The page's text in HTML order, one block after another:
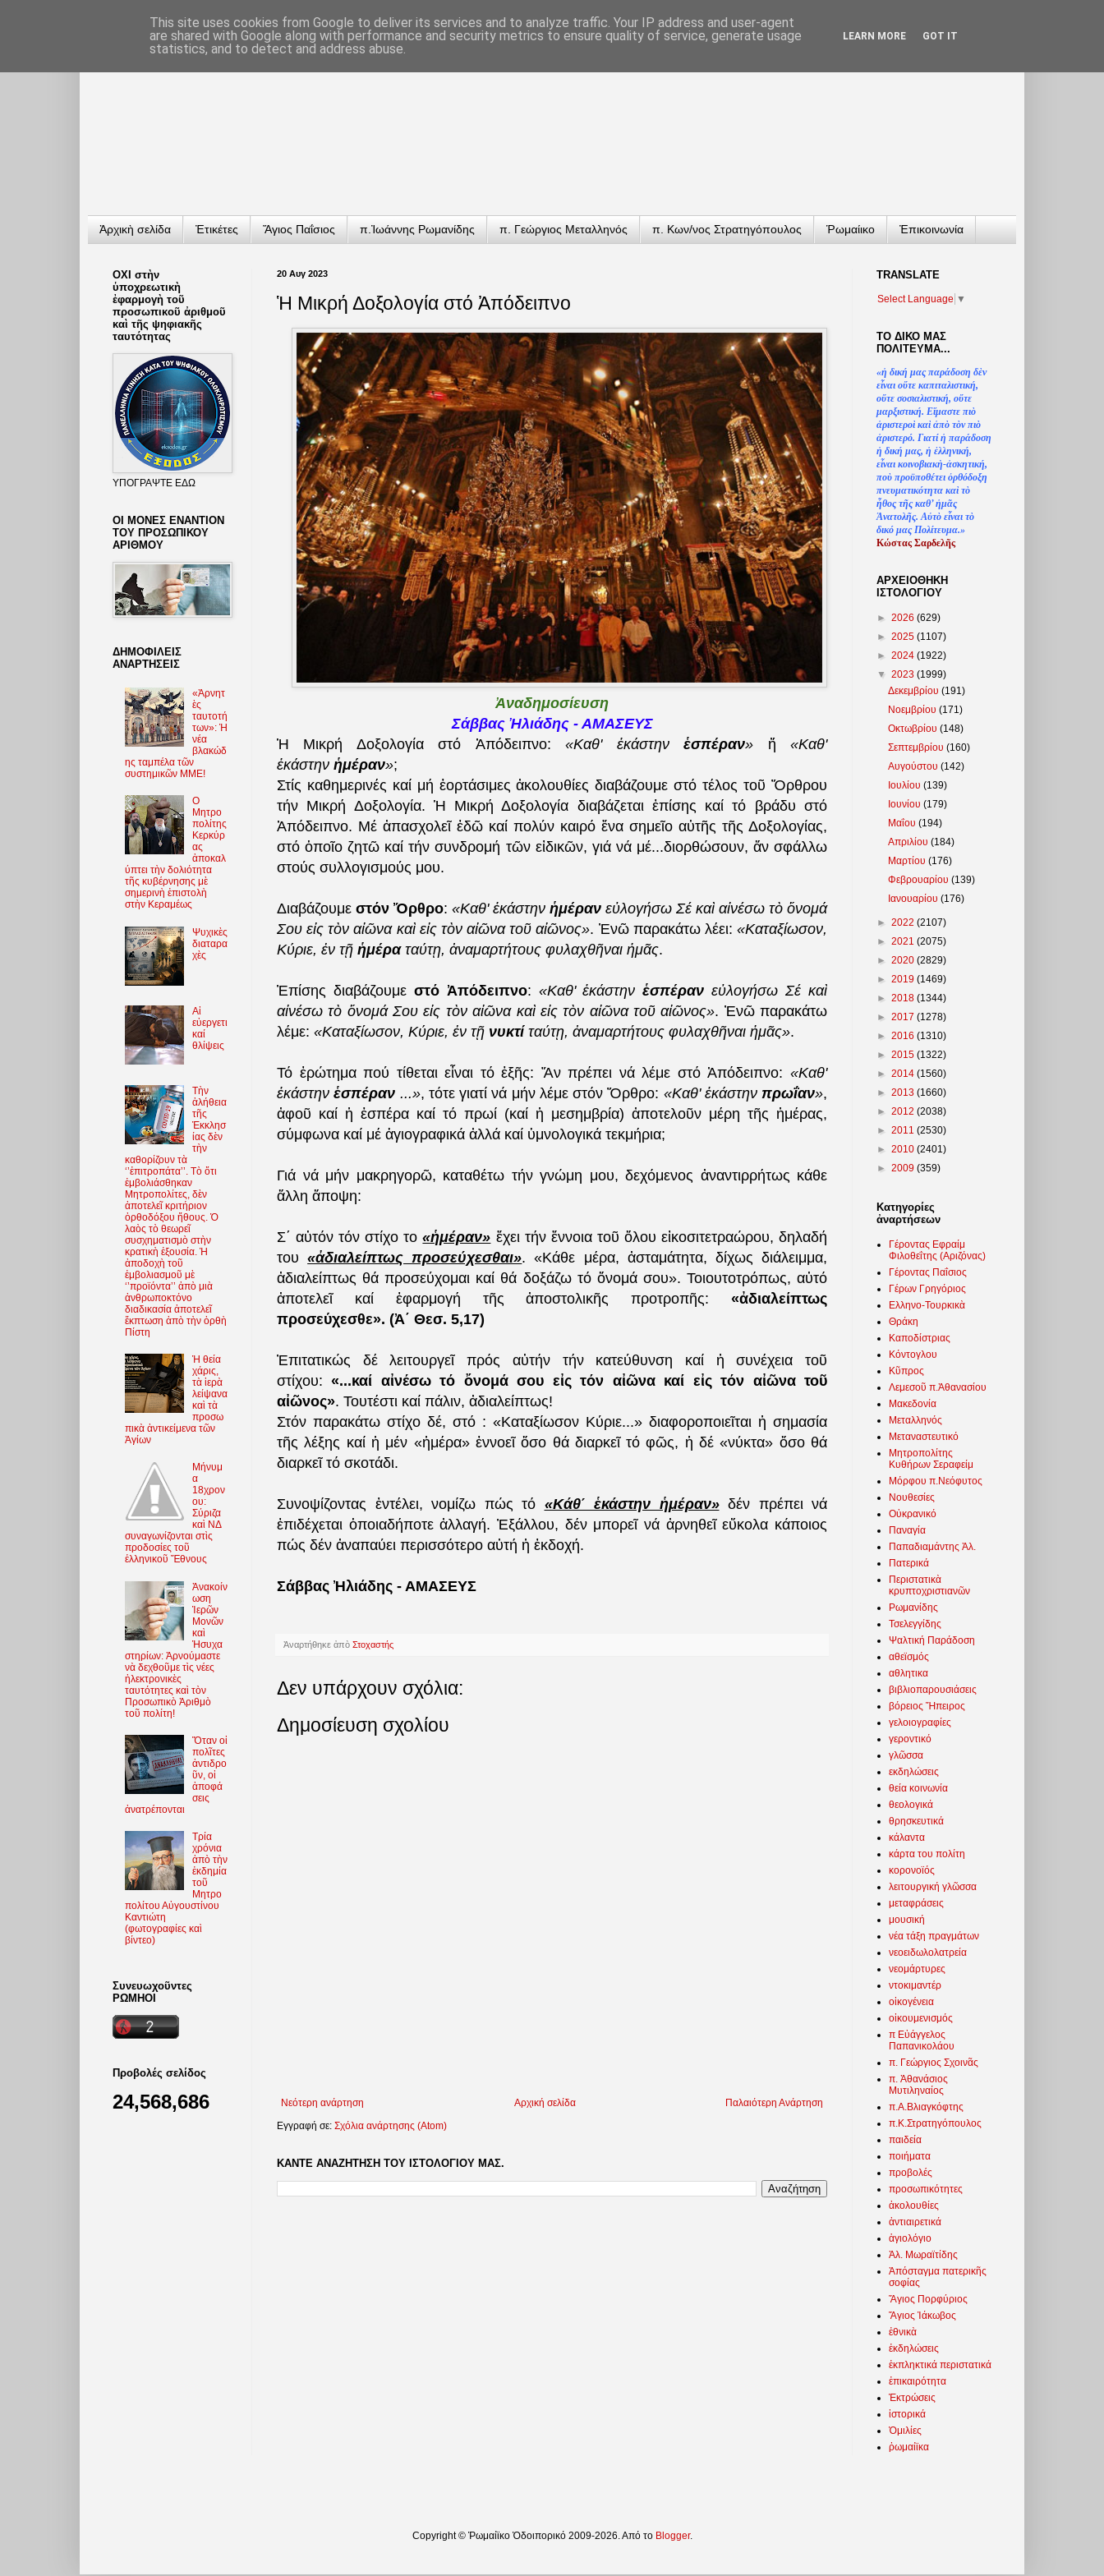
Ἀρχικὴ σελίδα Ἐτικέτες Ἅγιος Παΐσιος π.Ἰωάννης Ρωμανίδης π. Γεώργιος Μεταλληνός π. Κων/νος Στρατηγόπουλος Ῥωμαίικο Ἐπικοινωνία
20 Αυγ 2023
Ἡ Μικρή Δοξολογία στό Ἀπόδειπνο
Ἀναδημοσίευση
Σάββας Ἠλιάδης - ΑΜΑΣΕΥΣ
Ἡ Μικρή Δοξολογία στό Ἀπόδειπνο:«Καθ' ἑκάστηνἑσπέραν» ἤ«Καθ'
ἑκάστην ἡμέραν»;
Στίς καθημερινές καί μή ἑορτάσιμες ἀκολουθίες διαβάζουμε στό τέλος τοῦ Ὄρθρου
τήν Μικρή Δοξολογία. Ἡ Μικρή Δοξολογία διαβάζεται ἐπίσης καί τό βράδυ στό
Ἀπόδειπνο. Μέ ἀπασχολεῖ ἐδῶ καί πολύν καιρό ἕνα σημεῖο αὐτῆς τῆς Δοξολογίας,
στό ὁποῖο ζητῶ καί τήν συνδρομή τῶν εἰδικῶν, γιά νά μέ...διορθώσουν, ἄν σφάλλω
στούς συλλογισμούς μου.
Διαβάζουμε στόν Ὄρθρο: «Καθ' ἑκάστην ἡμέραν εὐλογήσω Σέ καὶ αἰνέσω τὸ ὄνομά
Σου εἰς τὸν αἰῶνα καὶ εἰς τὸν αἰῶνα τοῦ αἰῶνος». Ἐνῶ παρακάτω λέει:«Καταξίωσον,
Κύριε, ἐν τῇ ἡμέραταύτῃ, ἀναμαρτήτους φυλαχθῆναι ἡμᾶς.
Ἐπίσης διαβάζουμε στό Ἀπόδειπνο: «Καθ' ἑκάστηνἑσπέραν εὐλογήσω Σέ καὶ
αἰνέσω τὸ ὄνομά Σου εἰς τὸν αἰῶνα καὶ εἰς τὸν αἰῶνα τοῦ αἰῶνος». Ἐνῶ παρακάτω
λέμε: «Καταξίωσον, Κύριε, ἐν τῇ νυκτί ταύτῃ, ἀναμαρτήτους φυλαχθῆναι ἡμᾶς».
Τό ἐρώτημα πού τίθεται εἶναι τό ἑξῆς: Ἄν πρέπει νά λέμε στό Ἀπόδειπνο: «Καθ'
ἑκάστηνἑσπέραν ...», τότε γιατί νά μήν λέμε στόν Ὄρθρο: «Καθ' ἑκάστην πρωΐαν»,
ἀφοῦ καί ἡ ἑσπέρα καί τό πρωί (καί ἡ μεσημβρία) ἀποτελοῦν μέρη τῆς ἡμέρας,
σύμφωνα καί μέ ἁγιογραφικά ἀλλά καί ὑμνολογικά τεκμήρια;
Γιά νά μήν μακρηγορῶ, καταθέτω τήν γνώμη μου, δεχόμενος ἀναντιρρήτως κάθε
ἄλλη ἄποψη:
Σ΄ αὐτόν τόν στίχο το«ἡμέραν» ἔχει τήν ἔννοια τοῦ ὅλου εἰκοσιτετραώρου, δηλαδή
του«ἀδιαλείπτως προσεύχεσθαι». «Κάθε μέρα, ἀσταμάτητα, δίχως διάλειμμα,
ἀδιαλείπτως θά προσεύχομαι καί θά δοξάζω τό ὄνομά σου». Τοιουτοτρόπως, αὐτό
ἀποτελεῖ καί ἐφαρμογή τῆς ἀποστολικῆς προτροπῆς: «ἀδιαλείπτως
προσεύχεσθε». (Ἀ΄ Θεσ. 5,17)
Ἐπιτατικώς δέ λειτουργεῖ πρός αὐτήν τήν κατεύθυνση καί ἡ συνέχεια τοῦ
στίχου:«...καί αἰνέσω τό ὄνομά σου εἰς τόν αἰῶνα καί εἰς τόν αἰῶνα τοῦ
αἰῶνος». Τουτέστι καί πάλιν, ἀδιαλείπτως!
Στόν παρακάτω στίχο δέ, στό : «Καταξίωσον Κύριε...» διαφοροποιεῖται ἡ σημασία
τῆς λέξης καί ἡ μέν «ἡμέρα» ἐννοεῖ ὅσο θά διαρκεῖ τό φῶς, ἡ δέ «νύκτα» ὅσο θά
διαρκεῖ τό σκοτάδι.
Συνοψίζοντας ἐντέλει, νομίζω πώς τό «Κάθ΄ ἑκάστην ἡμέραν»δέν πρέπει νά
ἐπιδέχεται ὁποιαδήποτε ἀλλαγή. Ἐξάλλου, δέν μπορεῖ νά ἀρνηθεῖ εὔκολα κάποιος
πώς δέν ἀναπαύει περισσότερο αὐτή ἡ ἐκδοχή.
Σάββας Ἠλιάδης - ΑΜΑΣΕΥΣ
Ἀναρτήθηκε ἀπὸ Στοχαστής
Δεν υπάρχουν σχόλια:
Δημοσίευση σχολίου
Νεότερη ανάρτηση Παλαιότερη Ανάρτηση
Αρχική σελίδα
Εγγραφή σε: Σχόλια ανάρτησης (Atom)
ΚΑΝΤΕ ΑΝΑΖΗΤΗΣΗ ΤΟΥ ΙΣΤΟΛΟΓΙΟΥ ΜΑΣ.
ΟΧΙ στὴν
ὑποχρεωτικὴ
ἐφαρμογὴ τοῦ
προσωπικοῦ ἀριθμοῦ
καὶ τῆς ψηφιακῆς
ταυτότητας
ΥΠΟΓΡΑΨΤΕ ΕΔΩ
ΟΙ ΜΟΝΕΣ ΕΝΑΝΤΙΟΝ
ΤΟΥ ΠΡΟΣΩΠΙΚΟΥ
ΑΡΙΘΜΟΥ
ΔΗΜΟΦΙΛΕΙΣ
ΑΝΑΡΤΗΣΕΙΣ
«Ἀρνητ
ὲς
ταυτοτή
των»: Ἡ
νέα
βλακώδ
ης ταμπέλα τῶν
συστημικῶν ΜΜΕ!
O
Μητρο
πολίτης
Κερκύρ
ας
ἀποκαλ
ύπτει τὴν δολιότητα
τῆς κυβέρνησης μὲ
σημερινὴ ἐπιστολὴ
στὴν Κεραμέως
Ψυχικὲς
διαταρα
χὲς
Αἱ
εὐεργετι
καί
θλίψεις
Τὴν
ἀλήθεια
τῆς
Ἐκκλησ
ίας δὲν
τὴν
καθορίζουν τὰ
‘’ἐπιτροπάτα’’. Τὸ ὅτι
ἐμβολιάσθηκαν
Μητροπολίτες, δὲν
ἀποτελεῖ κριτήριον
ὀρθοδόξου ἤθους. Ὁ
λαὸς τὸ θεωρεῖ
συσχηματισμὸ στὴν
κρατικὴ ἐξουσία. Ἡ
ἀποδοχὴ τοῦ
ἐμβολιασμοῦ μὲ
‘’προϊόντα’’ ἀπὸ μιὰ
ἀνθρωποκτόνο
διαδικασία ἀποτελεῖ
ἔκπτωση ἀπὸ τὴν ὀρθὴ
Πίστη
Ἡ θεία
χάρις,
τὰ ἱερὰ
λείψανα
καὶ τὰ
προσω
πικὰ ἀντικείμενα τῶν
Ἁγίων
Μήνυμ
α
18χρον
ου:
Σύριζα
καὶ ΝΔ
συναγωνίζονται στὶς
προδοσίες τοῦ
ἑλληνικοῦ Ἔθνους
Ἀνακοίν
ωση
Ἱερῶν
Μονῶν
καὶ
Ἡσυχα
στηρίων: Ἀρνούμαστε
νὰ δεχθοῦμε τὶς νέες
ἠλεκτρονικὲς
ταυτότητες καὶ τὸν
Προσωπικὸ Ἀριθμὸ
τοῦ πολίτη!
Ὅταν οἱ
πολῖτες
ἀντιδρο
ῦν, οἱ
ἀποφά
σεις
ἀνατρέπονται
Τρία
χρόνια
ἀπὸ τὴν
ἐκδημία
τοῦ
Μητρο
πολίτου Αὐγουστίνου
Καντιώτη
(φωτoγραφίες καὶ
βίντεο)
Συνευωχοῦντες
ΡΩΜΗΟΙ
Προβολές σελίδος
24,568,686
TRANSLATΕ
Select Language ▼
ΤΟ ΔΙΚΟ ΜΑΣ
ΠΟΛΙΤΕΥΜΑ...
«ἡ δική μας παράδοση δὲν
εἶναι οὔτε καπιταλιστική,
οὔτε σοσιαλιστική, οὔτε
μαρξιστική. Εἴμαστε πιὸ
ἀριστεροὶ καὶ ἀπὸ τὸν πιὸ
ἀριστερό. Γιατίἡ παράδοση
ἡ δική μας, ἡ ἑλληνική,
εἶναι κοινοβιακὴ-ἀσκητική,
ποὺ προϋποθέτει ὀρθόδοξη
πνευματικότητα καὶ τὸ
ἦθος τῆς καθ’ἠμᾶς
Ἀνατολῆς. Αὐτὸ εἶναι τὸ
δικό μας Πολίτευμα.»
Κώστας Σαρδελῆς
ΑΡΧΕΙΟΘΗΚΗ
ΙΣΤΟΛΟΓΙΟΥ
► 2026 (629)
► 2025 (1107)
► 2024 (1922)
▼ 2023 (1999)
Δεκεμβρίου(191)
Νοεμβρίου(171)
Οκτωβρίου(148)
Σεπτεμβρίου(160)
Αυγούστου(142)
Ιουλίου(139)
Ιουνίου(179)
Μαΐου(194)
Απριλίου(184)
Μαρτίου(176)
Φεβρουαρίου(139)
Ιανουαρίου(176)
► 2022 (2107)
► 2021 (2075)
► 2020 (2829)
► 2019 (1469)
► 2018 (1344)
► 2017 (1278)
► 2016 (1310)
► 2015 (1322)
► 2014 (1560)
► 2013 (1660)
► 2012 (2038)
► 2011 (2530)
► 2010 (2401)
► 2009 (359)
Κατηγορίες
ἀναρτήσεων
Γέροντας Εφραίμ
Φιλοθεΐτης (Αριζόνας)
Γέροντας Παΐσιος
Γέρων Γρηγόριος
Ελληνο-Τουρκικὰ
Θράκη
Καποδίστριας
Κόντογλου
Κῦπρος
Λεμεσοῦ π.Ἀθανασίου
Μακεδονία
Μεταλληνός
Μεταναστευτικό
Μητροπολίτης
Κυθήρων Σεραφείμ
Μόρφου π.Νεόφυτος
Νουθεσίες
Οὐκρανικό
Παναγία
Παπαδιαμάντης Ἀλ.
Πατερικά
Περιστατικὰ
κρυπτοχριστιανῶν
Ρωμανίδης
Τσελεγγίδης
Ψαλτική Παράδοση
αθεϊσμός
αθλητικα
βιβλιοπαρουσιάσεις
βόρειος Ἤπειρος
γελοιογραφίες
γεροντικό
γλῶσσα
εκδηλώσεις
θεία κοινωνία
θεολογικά
θρησκευτικά
κάλαντα
κάρτα του πολίτη
κορονοϊός
λειτουργική γλῶσσα
μεταφράσεις
μουσική
νέα τάξη πραγμάτων
νεοειδωλολατρεία
νεομάρτυρες
ντοκιμαντέρ
οἰκογένεια
οἰκουμενισμός
π Εὐάγγελος
Παπανικολάου
π. Γεώργιος Σχοινᾶς
π. Ἀθανάσιος
Μυτιληναίος
π.Α.Βλιαγκόφτης
π.Κ.Στρατηγόπουλος
παιδεία
ποιήματα
προβολές
προσωπικότητες
ἀκολουθίες
ἀντιαιρετικά
ἁγιολόγιο
Ἀλ. Μωραϊτίδης
Ἀπόσταγμα πατερικῆς
σοφίας
Ἅγιος Πορφύριος
Ἅγιος Ἰάκωβος
ἐθνικὰ
ἐκδηλώσεις
ἐκπληκτικά περιστατικά
ἐπικαιρότητα
Ἐκτρώσεις
ἱστορικά
Ὁμιλίες
ῥωμαίϊκα
Copyright © Ῥωμαίϊκο Ὁδοιπορικό 2009-2026. Από το Blogger.
This site uses cookies from Google to deliver its services and to analyze traffic. Your IP address and user-agent
are shared with Google along with performance and security metrics to ensure quality of service, generate usage
statistics, and to detect and address abuse.
LEARN MORE GOT IT